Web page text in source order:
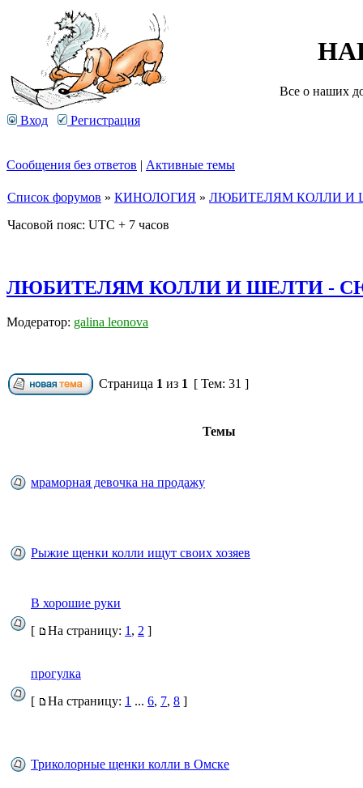
Все о наших
Вход Регистрация
Сообщения без ответов | Активные темы
Список форумов » КИНОЛОГИЯ » ЛЮБИТЕЛЯМ КОЛЛИ И
Часовой пояс: UTC + 7 часов
ЛЮБИТЕЛЯМ КОЛЛИ И ШЕЛТИ -
Модератор: galina leonova
Страница 1 из 1 [ Тем: 31 ]
Темы
мраморная девочка на продажу
Рыжие щенки колли ищут своих хозяев
В хорошие руки
[
На страницу: 1 , 2 ]
прогулка
[
На страницу: 1 ... 6, 7, 8 ]
Триколорные щенки колли в Омске